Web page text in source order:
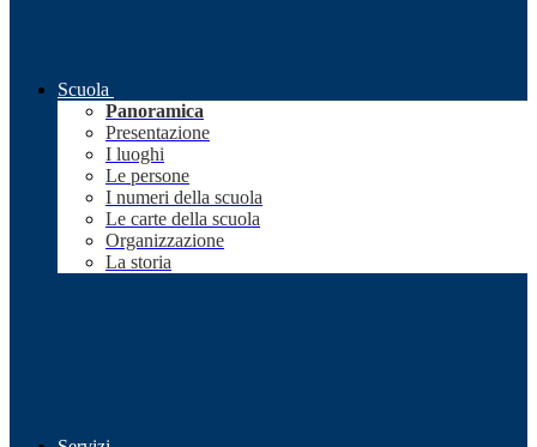
Scuola
Panoramica
Presentazione
I luoghi
Le persone
I numeri della scuola
Le carte della scuola
Organizzazione
La storia